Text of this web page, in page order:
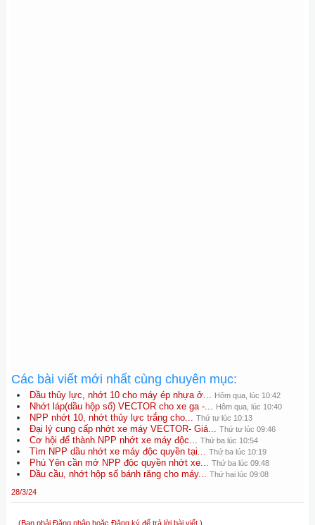
Các bài viết mới nhất cùng chuyên mục:
Dầu thủy lực, nhớt 10 cho máy ép nhựa ở... Hôm qua, lúc 10:42
Nhớt láp(dầu hộp số) VECTOR cho xe ga -... Hôm qua, lúc 10:40
NPP nhớt 10, nhớt thủy lực trắng cho... Thứ tư lúc 10:13
Đại lý cung cấp nhớt xe máy VECTOR- Giá... Thứ tư lúc 09:46
Cơ hội để thành NPP nhớt xe máy độc... Thứ ba lúc 10:54
Tìm NPP dầu nhớt xe máy độc quyền tại... Thứ ba lúc 10:19
Phú Yên cần mở NPP độc quyền nhớt xe... Thứ ba lúc 09:48
Dầu cầu, nhớt hộp số bánh răng cho máy... Thứ hai lúc 09:08
28/3/24
(Bạn phải Đăng nhập hoặc Đăng ký để trả lời bài viết.)